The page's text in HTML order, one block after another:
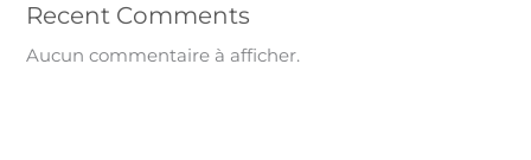
Recent Comments
Aucun commentaire à afficher.